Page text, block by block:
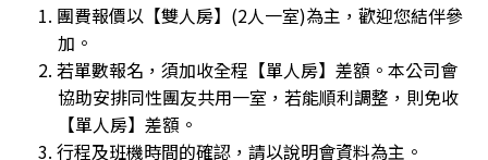
1. 團費報價以【雙人房】(2人一室)為主，歡迎您結伴參
加。
2. 若單數報名，須加收全程【單人房】差額。本公司會
協助安排同性團友共用一室，若能順利調整，則免收
【單人房】差額。
3. 行程及班機時間的確認，請以說明會資料為主。